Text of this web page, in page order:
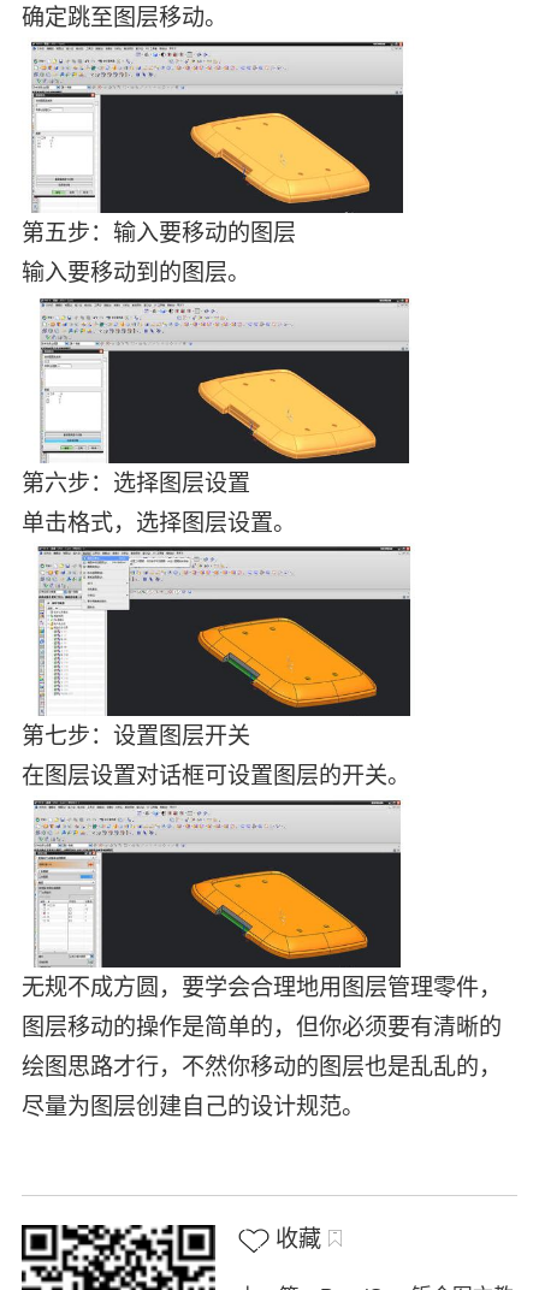
确定跳至图层移动。
第五步：输入要移动的图层
输入要移动到的图层。
第六步：选择图层设置
单击格式，选择图层设置。
第七步：设置图层开关
在图层设置对话框可设置图层的开关。
无规不成方圆，要学会合理地用图层管理零件，
图层移动的操作是简单的，但你必须要有清晰的
绘图思路才行，不然你移动的图层也是乱乱的，
尽量为图层创建自己的设计规范。
收藏